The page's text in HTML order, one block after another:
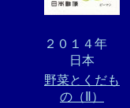
２０１４年
日本
野菜とくだも
の（Ⅱ）